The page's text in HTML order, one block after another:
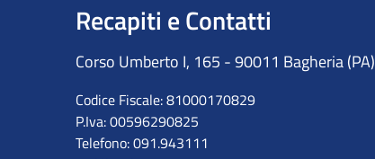
Recapiti e Contatti
Corso Umberto I, 165 - 90011 Bagheria (PA)
Codice Fiscale: 81000170829
P.Iva: 00596290825
Telefono: 091.943111